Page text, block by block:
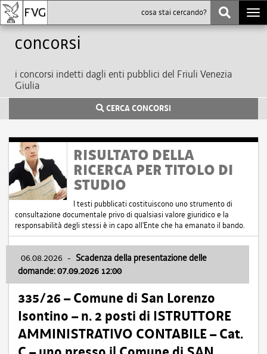
Concorsi
i concorsi indetti dagli enti pubblici del Friuli Venezia
Giulia
CERCA CONCORSI
RISULTATO DELLA
RICERCA PER TITOLO DI
STUDIO
I testi pubblicati costituiscono uno strumento di
consultazione documentale privo di qualsiasi valore giuridico e la
responsabilità degli stessi è in capo all'Ente che ha emanato il bando.
06.08.2026 - Scadenza della presentazione delle
domande: 07.09.2026 12:00
335/26 – Comune di San Lorenzo
Isontino – n. 2 posti di ISTRUTTORE
AMMINISTRATIVO CONTABILE – Cat.